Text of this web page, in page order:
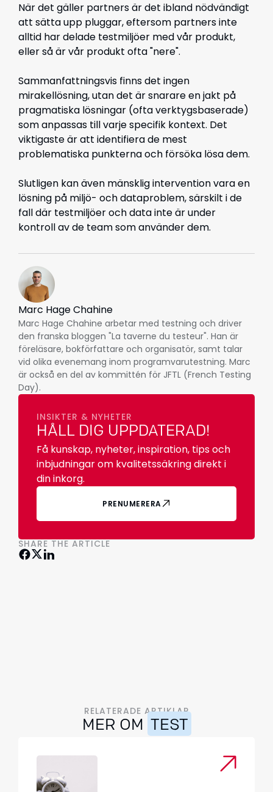
När det gäller partners är det ibland nödvändigt
att sätta upp pluggar, eftersom partners inte
alltid har delade testmiljöer med vår produkt,
eller så är vår produkt ofta "nere".
Sammanfattningsvis finns det ingen
mirakellösning, utan det är snarare en jakt på
pragmatiska lösningar (ofta verktygsbaserade)
som anpassas till varje specifik kontext. Det
viktigaste är att identifiera de mest
problematiska punkterna och försöka lösa dem.
Slutligen kan även mänsklig intervention vara en
lösning på miljö- och dataproblem, särskilt i de
fall där testmiljöer och data inte är under
kontroll av de team som använder dem.
Marc Hage Chahine
Marc Hage Chahine arbetar med testning och driver
den franska bloggen "La taverne du testeur". Han är
föreläsare, bokförfattare och organisatör, samt talar
vid olika evenemang inom programvarutestning. Marc
är också en del av kommittén för JFTL (French Testing
Day).
INSIKTER & NYHETER
HÅLL DIG UPPDATERAD!
Få kunskap, nyheter, inspiration, tips och
inbjudningar om kvalitetssäkring direkt i
din inkorg.
PRENUMERERA
SHARE THE ARTICLE
RELATERADE ARTIKLAR
MER OM TEST